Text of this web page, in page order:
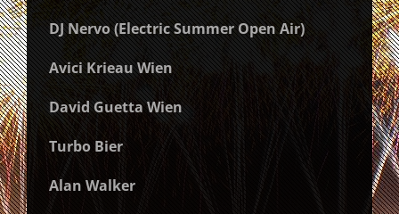
DJ Nervo (Electric Summer Open Air)
Avici Krieau Wien
David Guetta Wien
Turbo Bier
Alan Walker